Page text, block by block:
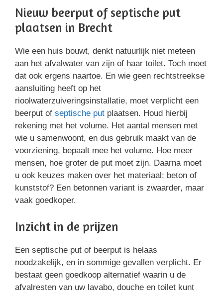
Nieuw beerput of septische put
plaatsen in Brecht
Wie een huis bouwt, denkt natuurlijk niet meteen
aan het afvalwater van zijn of haar toilet. Toch moet
dat ook ergens naartoe. En wie geen rechtstreekse
aansluiting heeft op het
rioolwaterzuiveringsinstallatie, moet verplicht een
beerput of septische put plaatsen. Houd hierbij
rekening met het volume. Het aantal mensen met
wie u samenwoont, en dus gebruik maakt van de
voorziening, bepaalt mee het volume. Hoe meer
mensen, hoe groter de put moet zijn. Daarna moet
u ook keuzes maken over het materiaal: beton of
kunststof? Een betonnen variant is zwaarder, maar
vaak goedkoper.
Inzicht in de prijzen
Een septische put of beerput is helaas
noodzakelijk, en in sommige gevallen verplicht. Er
bestaat geen goedkoop alternatief waarin u de
afvalresten van uw lavabo, douche en toilet kunt